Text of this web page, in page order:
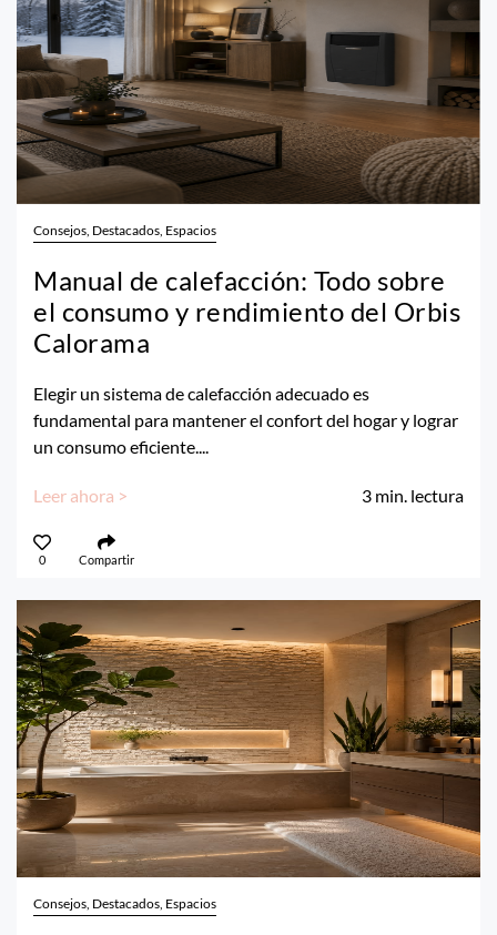
Consejos, Destacados, Espacios
Manual de calefacción: Todo sobre
el consumo y rendimiento del Orbis
Calorama
Elegir un sistema de calefacción adecuado es
fundamental para mantener el confort del hogar y lograr
un consumo eficiente....
Leer ahora > 3 min. lectura
0 Compartir
Consejos, Destacados, Espacios